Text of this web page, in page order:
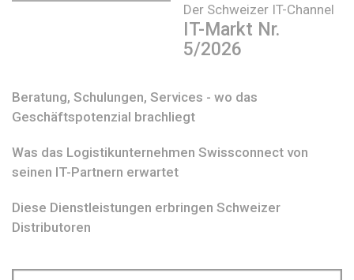
Der Schweizer IT-Channel
IT-Markt Nr.
5/2026
Beratung, Schulungen, Services - wo das
Geschäftspotenzial brachliegt
Was das Logistikunternehmen Swissconnect von
seinen IT-Partnern erwartet
Diese Dienstleistungen erbringen Schweizer
Distributoren